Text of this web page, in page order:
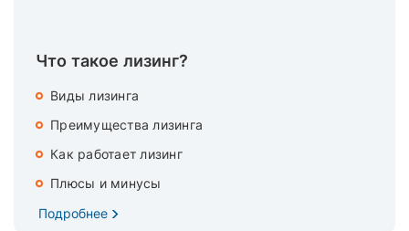
Что такое лизинг?
Виды лизинга
Преимущества лизинга
Как работает лизинг
Плюсы и минусы
Подробнее